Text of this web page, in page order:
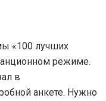
«100 лучших
режиме.
в
анкете. Нужно